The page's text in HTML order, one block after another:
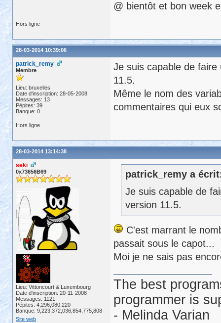
@ bientôt et bon week
Hors ligne
28-03-2014 10:39:06
patrick_remy
Membre
Lieu: bruxelles
Date d'inscription: 28-05-2008
Messages: 13
Pépites: 39
Banque: 0
Je suis capable de
11.5.
Même le nom des
commentaires qui eux
Hors ligne
28-03-2014 13:14:38
seki
0x73656B69
Lieu: Vittoncourt & Luxembourg
Date d'inscription: 20-11-2008
Messages: 1121
Pépites: 4,296,080,220
Banque: 9,223,372,036,854,775,808
Site web
patrick_remy a
Je suis capable de
version 11.5.
C'est marrant le
passait sous le capot...
Moi je ne sais pas
The best
programmer is
- Melinda Varian